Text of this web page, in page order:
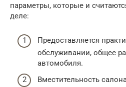
параметры, которые и
деле:
Предоставляется
обслуживании, общее
автомобиля.
Вместительность